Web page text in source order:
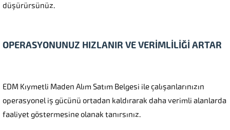
düşürürsünüz.
OPERASYONUNUZ HIZLANIR VE VERİMLİLİĞİ ARTAR
EDM Kıymetli Maden Alım Satım Belgesi ile çalışanlarınızın
operasyonel iş gücünü ortadan kaldırarak daha verimli alanlarda
faaliyet göstermesine olanak tanırsınız.